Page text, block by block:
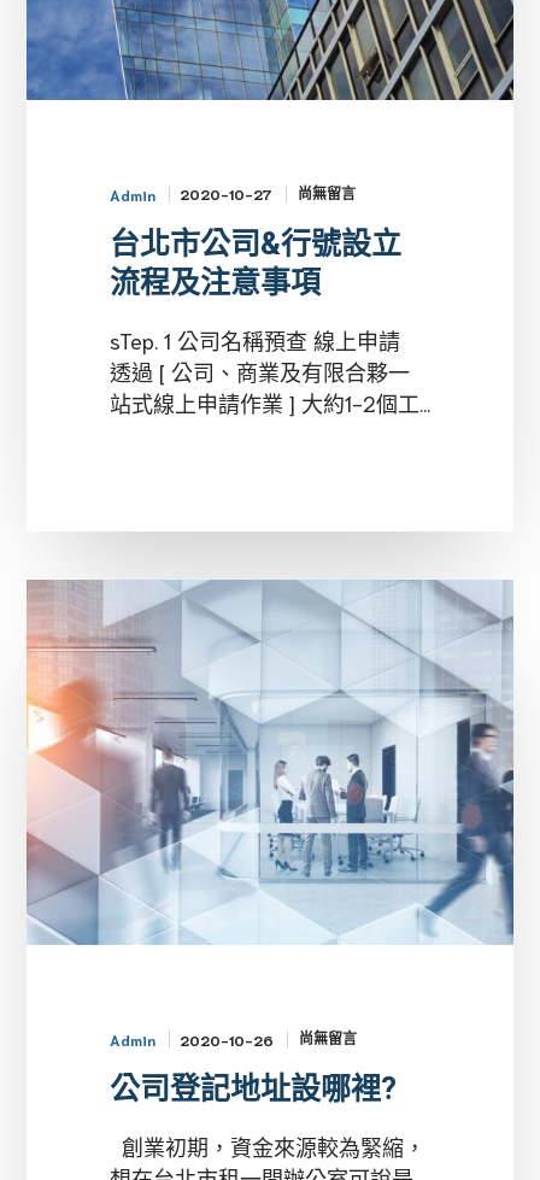
立
程
Admin 2020-10-27 尚無留言
台北市公司&行號設立
流程及注意事項
sTep. 1 公司名稱預查 線上申請
透過 [ 公司、商業及有限合夥一
站式線上申請作業 ] 大約1-2個工...
公
司
登
記
地
址
裡?
Admin 2020-10-26 尚無留言
公司登記地址設哪裡?
創業初期，資金來源較為緊縮，